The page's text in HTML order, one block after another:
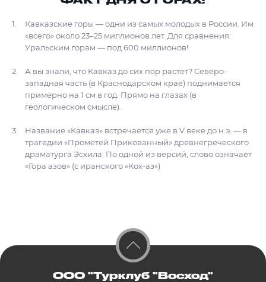
Кавказские горы — одни из самых молодых в России. Им
«всего» около 23–25 миллионов лет. Для сравнения:
Уральским горам — под 600 миллионов!
А вы знали, что Кавказ до сих пор растет? Северо-
западная часть (в Краснодарском крае) поднимается
примерно на 1 см в год. Прямо на глазах (в
геологическом смысле).
Название «Кавказ» встречается уже в V веке до н.э. — в
трагедии «Прометей Прикованный» древнегреческого
драматурга Эсхила. По одной из версий, слово означает
«Гора азов» (с иранского «Кох-аз»)
ООО "Турклуб "Восход"